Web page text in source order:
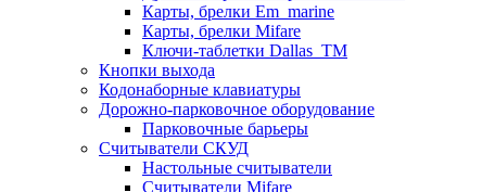
Карты, брелки Em_marine
Карты, брелки Mifare
Ключи-таблетки Dallas_TM
Кнопки выхода
Кодонаборные клавиатуры
Дорожно-парковочное оборудование
Парковочные барьеры
Считыватели СКУД
Настольные считыватели
Считыватели Mifare